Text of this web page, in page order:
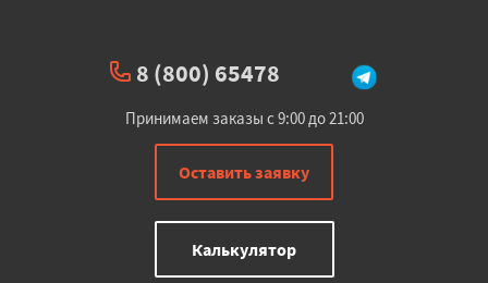
8 (800) 65478
Принимаем заказы с 9:00 до 21:00
Оставить заявку
Калькулятор